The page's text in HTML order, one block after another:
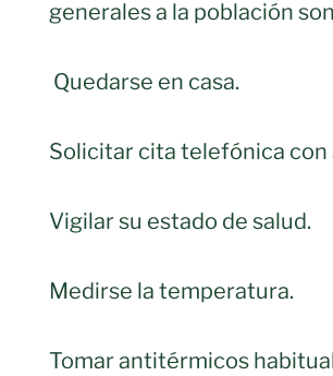
generales a la población
Quedarse en casa.
Solicitar cita telefónica con
Vigilar su estado de salud.
Medirse la temperatura.
Tomar antitérmicos